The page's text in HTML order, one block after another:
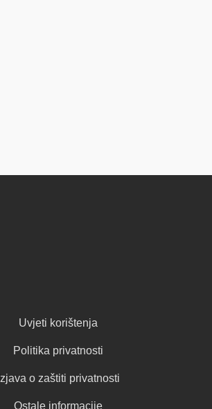
Uvjeti korištenja
Politika privatnosti
Izjava o zaštiti privatnosti
Ostale informacije